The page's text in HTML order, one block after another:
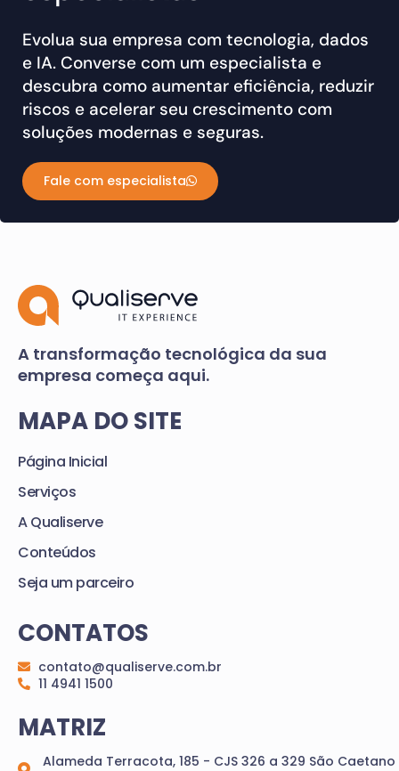
Evolua sua empresa com tecnologia, dados
e IA. Converse com um especialista e
descubra como aumentar eficiência, reduzir
riscos e acelerar seu crescimento com
soluções modernas e seguras.
Fale com especialista
A transformação tecnológica da sua
empresa começa aqui.
MAPA DO SITE
Página Inicial
Serviços
A Qualiserve
Conteúdos
Seja um parceiro
CONTATOS
contato@qualiserve.com.br
11 4941 1500
MATRIZ
Alameda Terracota, 185 - CJS 326 a 329 São Caetano